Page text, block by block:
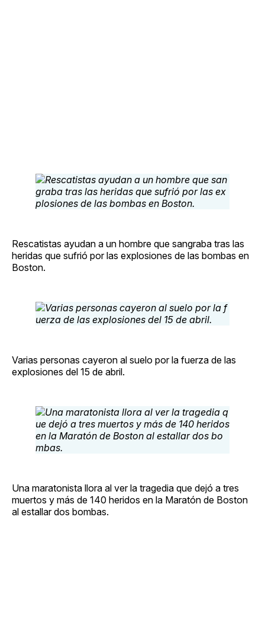
Rescatistas ayudan a un hombre que sangraba tras las
heridas que sufrió por las explosiones de las bombas en
Boston.
Varias personas cayeron al suelo por la fuerza de las
explosiones del 15 de abril.
Una maratonista llora al ver la tragedia que dejó a tres
muertos y más de 140 heridos en la Maratón de Boston
al estallar dos bombas.